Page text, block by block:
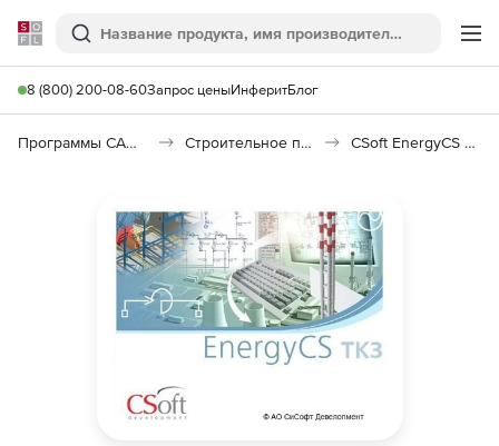
Softline
Поиск
8 (800) 200-08-60Запрос ценыИнферитБлог
Программы САПР и ГИС Строительное программное обеспечение CSoft EnergyCS ТКЗ